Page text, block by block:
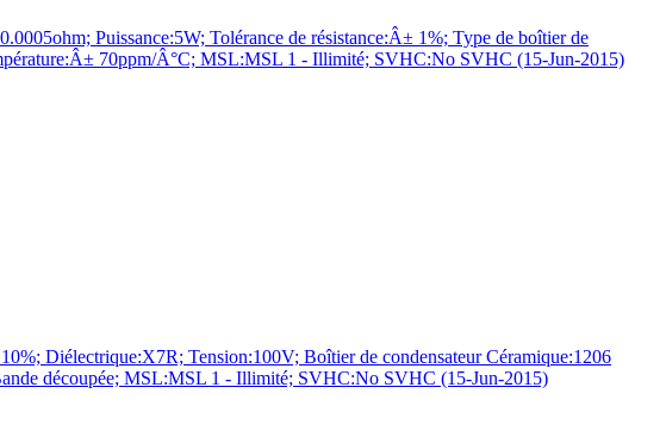
Puissance:5W; Tolérance de résistance:Â± 1%; Type de boîtier de
70ppm/Â°C; MSL:MSL 1 - Illimité; SVHC:No SVHC (15-Jun-2015)
Diélectrique:X7R; Tension:100V; Boîtier de condensateur Céramique:1206
découpée; MSL:MSL 1 - Illimité; SVHC:No SVHC (15-Jun-2015)